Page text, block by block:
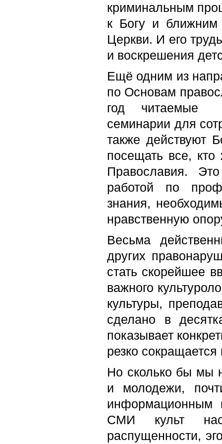
криминальным
к Богу и ближним
Церкви. И его
и воскрешения
Ещё одним из
по Основам
год читаемые
семинарии для
также действуют
посещать все,
Православия.
работой по
знания,
нравственную
Весьма
других
стать скорейшее
важного
культуры,
сделано в
показывает
резко
Но сколько бы мы
и молодежи,
СМИ культ
распущенности,